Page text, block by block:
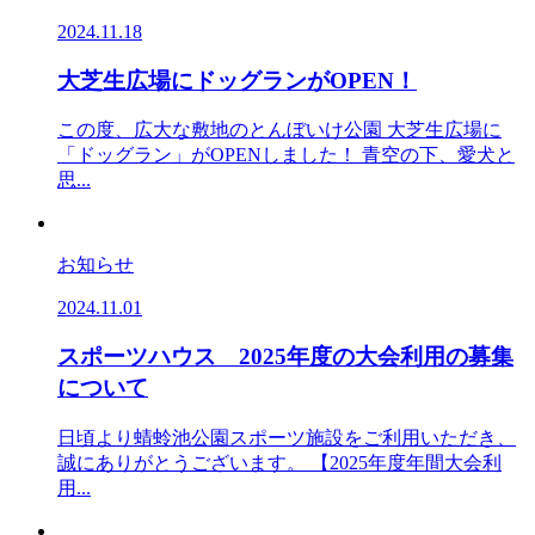
2024.11.18
大芝生広場にドッグランがOPEN！
この度、広大な敷地のとんぼいけ公園 大芝生広場に
「ドッグラン」がOPENしました！ 青空の下、愛犬と
思...
お知らせ
2024.11.01
スポーツハウス 2025年度の大会利用の募集
について
日頃より蜻蛉池公園スポーツ施設をご利用いただき、
誠にありがとうございます。 【2025年度年間大会利
用...